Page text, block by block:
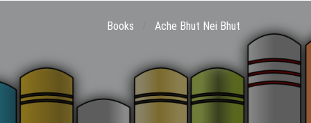
Books Ache Bhut Nei Bhut